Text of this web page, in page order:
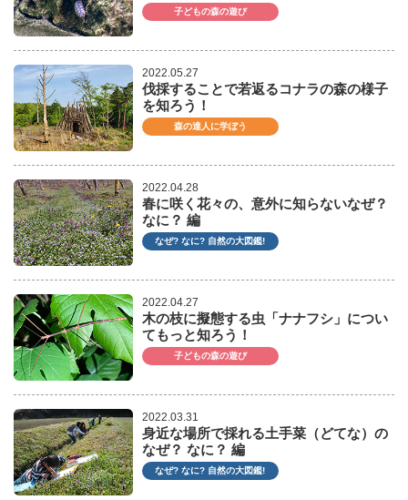
子どもの森の遊び
2022.05.27
伐採することで若返るコナラの森の様子
を知ろう！
森の達人に学ぼう
2022.04.28
春に咲く花々の、意外に知らないなぜ？
なに？ 編
なぜ? なに? 自然の大図鑑!
2022.04.27
木の枝に擬態する虫「ナナフシ」につい
てもっと知ろう！
子どもの森の遊び
2022.03.31
身近な場所で採れる土手菜（どてな）の
なぜ？ なに？ 編
なぜ? なに? 自然の大図鑑!